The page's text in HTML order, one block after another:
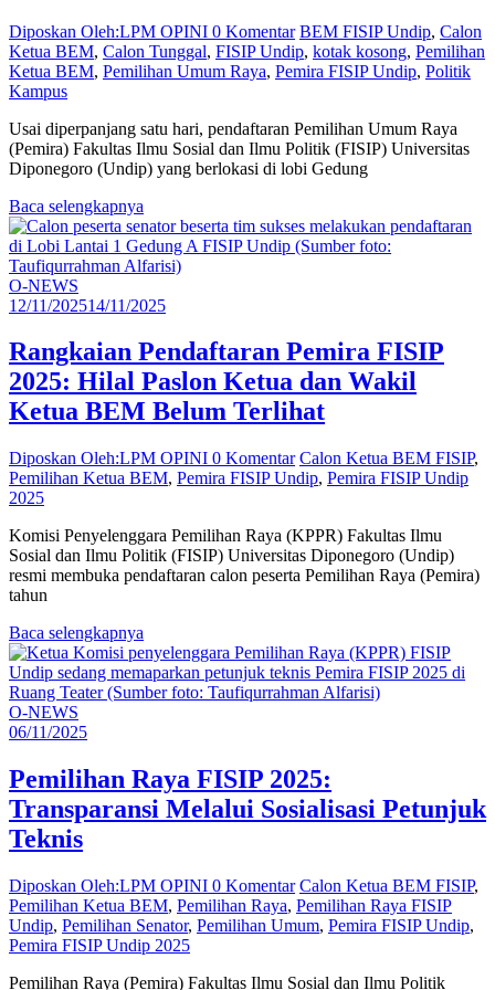
Diposkan Oleh:LPM OPINI 0 Komentar BEM FISIP Undip, Calon
Ketua BEM, Calon Tunggal, FISIP Undip, kotak kosong, Pemilihan
Ketua BEM, Pemilihan Umum Raya, Pemira FISIP Undip, Politik
Kampus
Usai diperpanjang satu hari, pendaftaran Pemilihan Umum Raya
(Pemira) Fakultas Ilmu Sosial dan Ilmu Politik (FISIP) Universitas
Diponegoro (Undip) yang berlokasi di lobi Gedung
Baca selengkapnya
O-NEWS
12/11/202514/11/2025
Rangkaian Pendaftaran Pemira FISIP
2025: Hilal Paslon Ketua dan Wakil
Ketua BEM Belum Terlihat
Diposkan Oleh:LPM OPINI 0 Komentar Calon Ketua BEM FISIP,
Pemilihan Ketua BEM, Pemira FISIP Undip, Pemira FISIP Undip
2025
Komisi Penyelenggara Pemilihan Raya (KPPR) Fakultas Ilmu
Sosial dan Ilmu Politik (FISIP) Universitas Diponegoro (Undip)
resmi membuka pendaftaran calon peserta Pemilihan Raya (Pemira)
tahun
Baca selengkapnya
O-NEWS
06/11/2025
Pemilihan Raya FISIP 2025:
Transparansi Melalui Sosialisasi Petunjuk
Teknis
Diposkan Oleh:LPM OPINI 0 Komentar Calon Ketua BEM FISIP,
Pemilihan Ketua BEM, Pemilihan Raya, Pemilihan Raya FISIP
Undip, Pemilihan Senator, Pemilihan Umum, Pemira FISIP Undip,
Pemira FISIP Undip 2025
Pemilihan Raya (Pemira) Fakultas Ilmu Sosial dan Ilmu Politik